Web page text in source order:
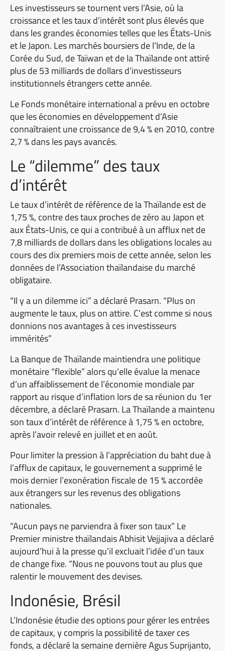
Les investisseurs se tournent vers l’Asie, où la
croissance et les taux d’intérêt sont plus élevés que
dans les grandes économies telles que les États-Unis
et le Japon. Les marchés boursiers de l’Inde, de la
Corée du Sud, de Taïwan et de la Thaïlande ont attiré
plus de 53 milliards de dollars d’investisseurs
institutionnels étrangers cette année.
Le Fonds monétaire international a prévu en octobre
que les économies en développement d’Asie
connaîtraient une croissance de 9,4 % en 2010, contre
2,7 % dans les pays avancés.
Le “dilemme” des taux
d’intérêt
Le taux d’intérêt de référence de la Thaïlande est de
1,75 %, contre des taux proches de zéro au Japon et
aux États-Unis, ce qui a contribué à un afflux net de
7,8 milliards de dollars dans les obligations locales au
cours des dix premiers mois de cette année, selon les
données de l’Association thaïlandaise du marché
obligataire.
“Il y a un dilemme ici” a déclaré Prasarn. “Plus on
augmente le taux, plus on attire. C’est comme si nous
donnions nos avantages à ces investisseurs
immérités”
La Banque de Thaïlande maintiendra une politique
monétaire “flexible” alors qu’elle évalue la menace
d’un affaiblissement de l’économie mondiale par
rapport au risque d’inflation lors de sa réunion du 1er
décembre, a déclaré Prasarn. La Thaïlande a maintenu
son taux d’intérêt de référence à 1,75 % en octobre,
après l’avoir relevé en juillet et en août.
Pour limiter la pression à l’appréciation du baht due à
l’afflux de capitaux, le gouvernement a supprimé le
mois dernier l’exonération fiscale de 15 % accordée
aux étrangers sur les revenus des obligations
nationales.
“Aucun pays ne parviendra à fixer son taux” Le
Premier ministre thaïlandais Abhisit Vejjajiva a déclaré
aujourd’hui à la presse qu’il excluait l’idée d’un taux
de change fixe. “Nous ne pouvons tout au plus que
ralentir le mouvement des devises.
Indonésie, Brésil
L’Indonésie étudie des options pour gérer les entrées
de capitaux, y compris la possibilité de taxer ces
fonds, a déclaré la semaine dernière Agus Suprijanto,